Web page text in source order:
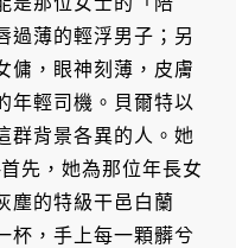
過薄的輕浮男子；另
傭，眼神刻薄，皮膚
年輕司機。貝爾特以
群背景各異的人。她
先，她為那位年長女
塵的特級干邑白蘭
杯，手上每一顆髒兮